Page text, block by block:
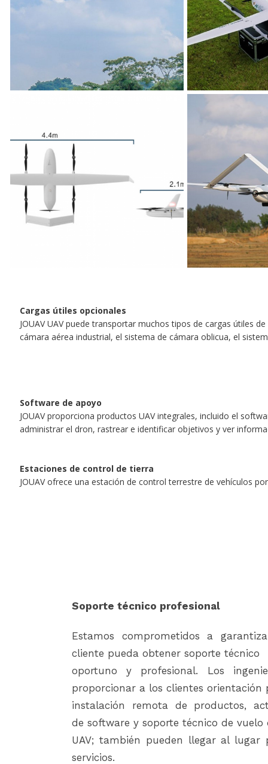
Cargas útiles opcionales
JOUAV UAV puede transportar muchos tipos de cargas útiles
cámara aérea industrial, el sistema de cámara oblicua, el
Software de apoyo
JOUAV proporciona productos UAV integrales, incluido el
administrar el dron, rastrear e identificar objetivos y ver
Estaciones de control de tierra
JOUAV ofrece una estación de control terrestre de vehículos
Soporte técnico profesional
Estamos comprometidos a
cliente pueda obtener soporte técnico
oportuno y profesional. Los
proporcionar a los clientes orientación
instalación remota de productos,
de software y soporte técnico de vuelo
UAV; también pueden llegar al lugar
servicios.